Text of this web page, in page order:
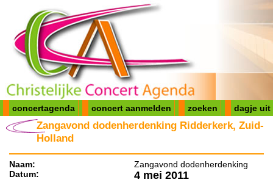
concertagenda concert aanmelden zoeken dagje uit
Zangavond dodenherdenking Ridderkerk, Zuid-
Holland
Naam:
Zangavond dodenherdenking
Datum:
4 mei 2011